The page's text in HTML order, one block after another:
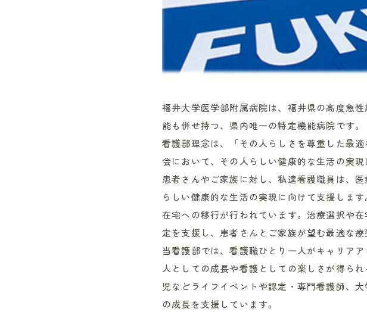
福井大学医学部附属病院は、福井県の高度急
能も併せ持つ、県内唯一の特定機能病院です。
看護部理念は、「その人らしさを尊重した最
会において、その人らしい健康的な生活の実
患者さんやご家族に対し、私達看護職員は、
らしい健康的な生活の実現に向けて支援しま
在宅への移行が行われています。治療選択や
定を支援し、患者さんとご家族が望む最適な
当看護部では、看護職ひとり一人がキャリア
人としての成長や看護としての楽しさが得ら
児などライフイベントや認定・専門看護師、
の成長を支援しています。